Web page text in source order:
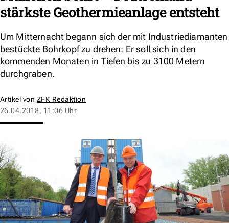
stärkste Geothermieanlage entsteht
Um Mitternacht begann sich der mit Industriediamanten
bestückte Bohrkopf zu drehen: Er soll sich in den
kommenden Monaten in Tiefen bis zu 3100 Metern
durchgraben.
Artikel von ZFK Redaktion
26.04.2018, 11:06 Uhr